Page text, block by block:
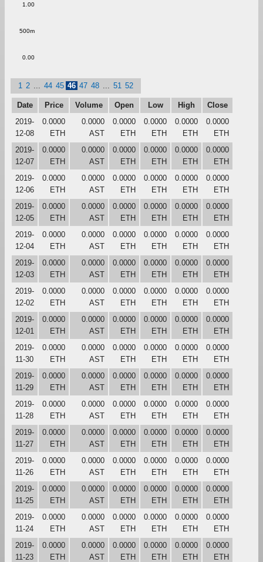
0.00
500m
1.00
1 2 44 45 46 47 48 51 52
Date Price Volume Open Low High
Close
2019-
12-08
0.0000
ETH
0.0000
AST
0.0000
ETH
0.0000
ETH
0.0000
ETH
0.0000
ETH
2019-
12-07
0.0000
ETH
0.0000
AST
0.0000
ETH
0.0000
ETH
0.0000
ETH
0.0000
ETH
2019-
12-06
0.0000
ETH
0.0000
AST
0.0000
ETH
0.0000
ETH
0.0000
ETH
0.0000
ETH
2019-
12-05
0.0000
ETH
0.0000
AST
0.0000
ETH
0.0000
ETH
0.0000
ETH
0.0000
ETH
2019-
12-04
0.0000
ETH
0.0000
AST
0.0000
ETH
0.0000
ETH
0.0000
ETH
0.0000
ETH
2019-
12-03
0.0000
ETH
0.0000
AST
0.0000
ETH
0.0000
ETH
0.0000
ETH
0.0000
ETH
2019-
12-02
0.0000
ETH
0.0000
AST
0.0000
ETH
0.0000
ETH
0.0000
ETH
0.0000
ETH
2019-
12-01
0.0000
ETH
0.0000
AST
0.0000
ETH
0.0000
ETH
0.0000
ETH
0.0000
ETH
2019-
11-30
0.0000
ETH
0.0000
AST
0.0000
ETH
0.0000
ETH
0.0000
ETH
0.0000
ETH
2019-
11-29
0.0000
ETH
0.0000
AST
0.0000
ETH
0.0000
ETH
0.0000
ETH
0.0000
ETH
2019-
11-28
0.0000
ETH
0.0000
AST
0.0000
ETH
0.0000
ETH
0.0000
ETH
0.0000
ETH
2019-
11-27
0.0000
ETH
0.0000
AST
0.0000
ETH
0.0000
ETH
0.0000
ETH
0.0000
ETH
2019-
11-26
0.0000
ETH
0.0000
AST
0.0000
ETH
0.0000
ETH
0.0000
ETH
0.0000
ETH
2019-
11-25
0.0000
ETH
0.0000
AST
0.0000
ETH
0.0000
ETH
0.0000
ETH
0.0000
ETH
2019-
11-24
0.0000
ETH
0.0000
AST
0.0000
ETH
0.0000
ETH
0.0000
ETH
0.0000
ETH
2019-
11-23
0.0000
ETH
0.0000
AST
0.0000
ETH
0.0000
ETH
0.0000
ETH
0.0000
ETH